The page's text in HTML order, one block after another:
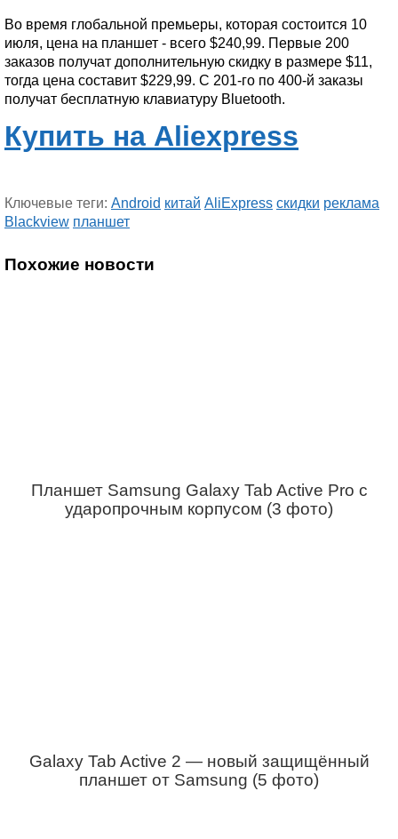
Во время глобальной премьеры, которая состоится 10
июля, цена на планшет - всего $240,99. Первые 200
заказов получат дополнительную скидку в размере $11,
тогда цена составит $229,99. C 201-го по 400-й заказы
получат бесплатную клавиатуру Bluetooth.
Купить на Aliexpress
Ключевые теги: Android китай AliExpress скидки реклама
Blackview планшет
Похожие новости
Планшет Samsung Galaxy Tab Active Pro с
ударопрочным корпусом (3 фото)
Galaxy Tab Active 2 — новый защищённый
планшет от Samsung (5 фото)